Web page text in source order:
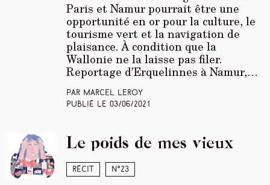
Paris et Namur pourrait être une
opportunité en or pour la culture, le
tourisme vert et la navigation de
plaisance. À condition que la
Wallonie ne la laisse pas filer.
Reportage d’Erquelinnes à Namur,…
Par Marcel Leroy
Publié le 03/06/2021
Récit N°23
Le poids de mes vieux